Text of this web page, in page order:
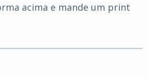
acima e mande um print